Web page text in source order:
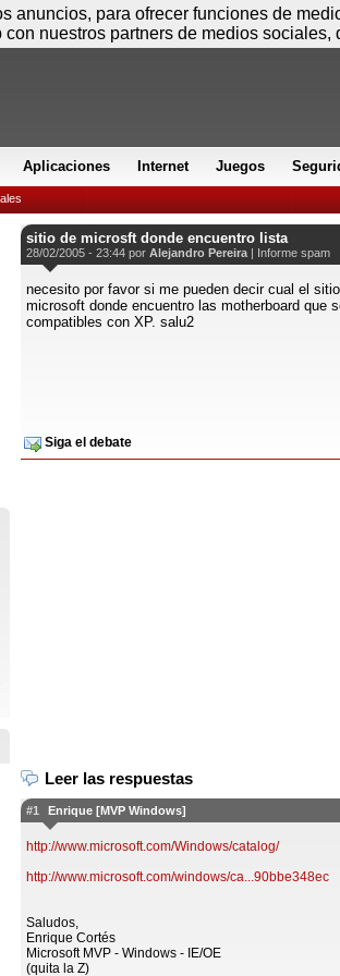
Aplicaciones Internet Juegos
sitio de microsft donde encuentro lista
28/02/2005 - 23:44 por Alejandro Pereira | Informe spam
necesito por favor si me pueden decir cual el
microsoft donde encuentro las motherboard que
compatibles con XP. salu2
Siga el debate
Leer las respuestas
#1 Enrique [MVP Windows]
http://www.microsoft.com/Windows/catalog/
http://www.microsoft.com/windows/ca...90bbe348ec
Saludos,
Enrique Cortés
Microsoft MVP - Windows - IE/OE
(quita la Z)
anuncios, para ofrecer funciones de
nuestros partners de medios